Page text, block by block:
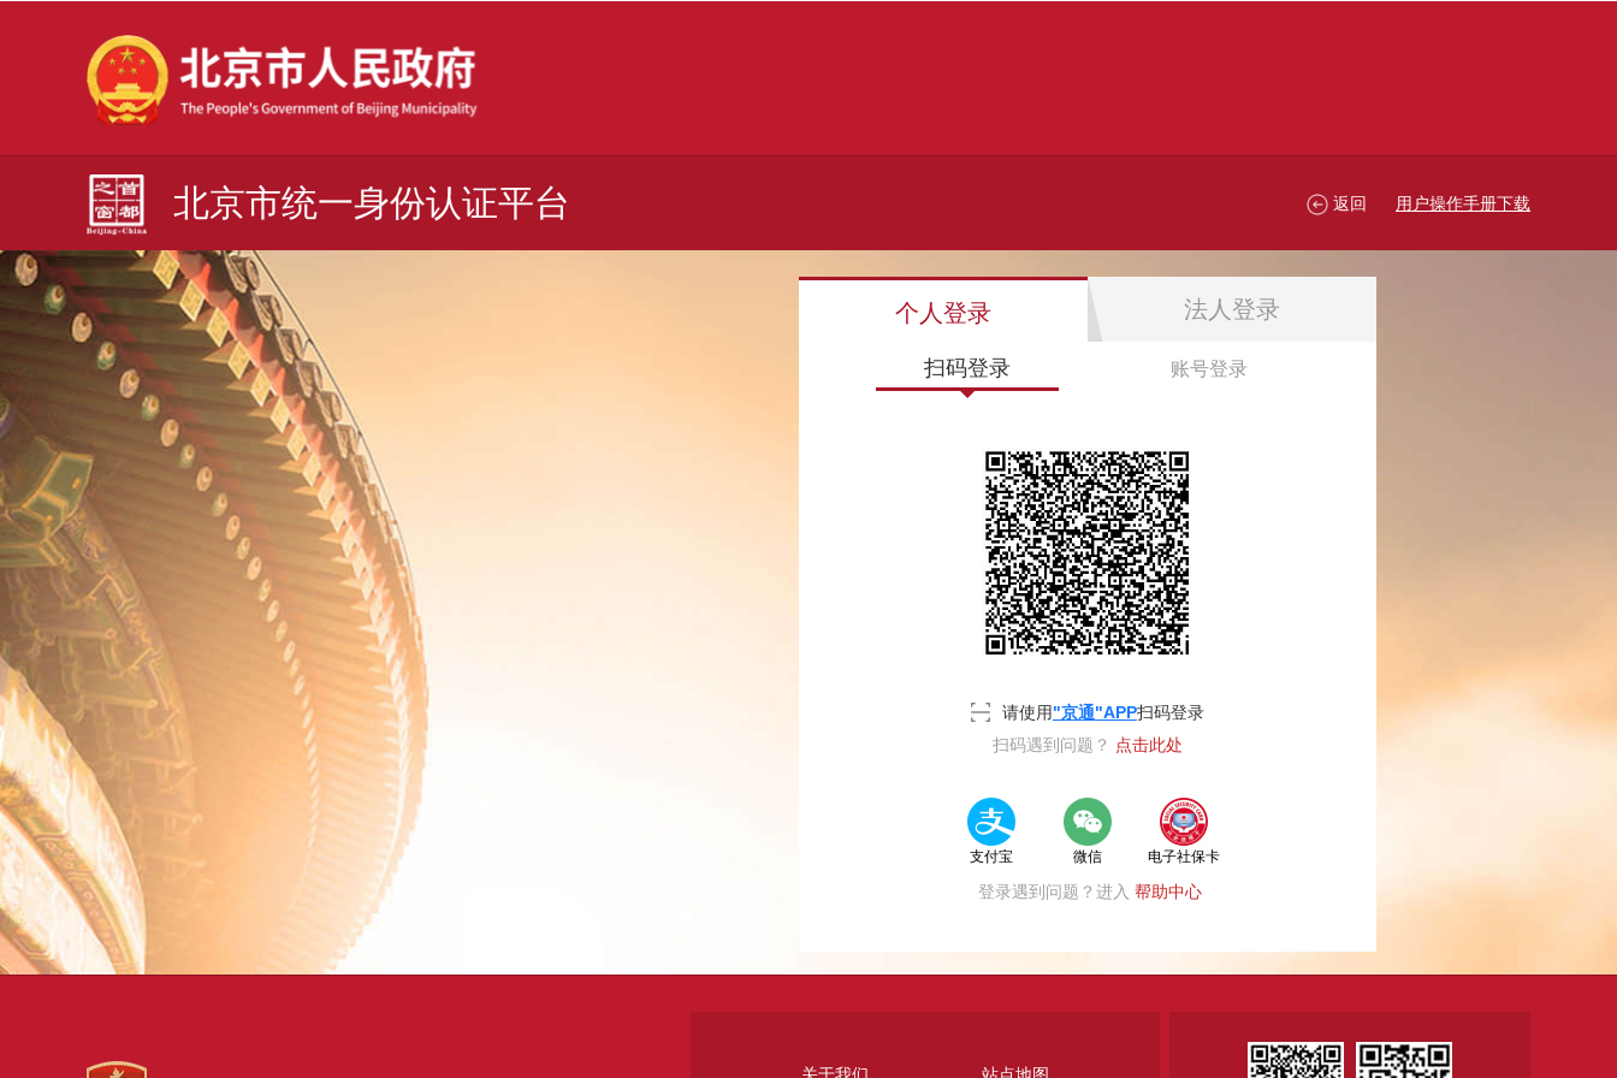
北京市统一身份认证平台 返回 用户操作手册下载
个人登录 法人登录
扫码登录 账号登录
扫码登录 账号登录
请使用"京通"APP扫码登录
扫码遇到问题？ 点击此处
登录
支付宝 微信 电子社保卡
登录遇到问题？进入 帮助中心